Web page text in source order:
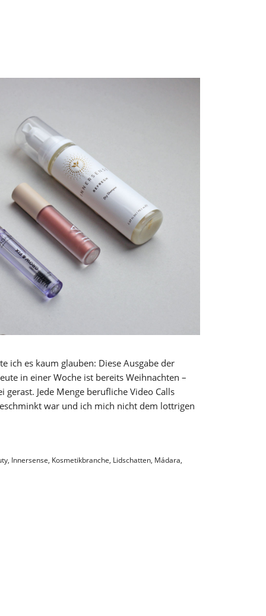
ich es kaum glauben: Diese Ausgabe der
in einer Woche ist bereits Weihnachten –
Jede Menge berufliche Video Calls
war und ich mich nicht dem lottrigen
, Innersense, Kosmetikbranche, Lidschatten, Mádara,